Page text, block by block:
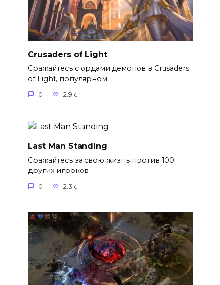
Crusaders of Light
Сражайтесь с ордами демонов в Crusaders
of Light, популярном
0 2.9к.
Last Man Standing
Сражайтесь за свою жизнь против 100
других игроков
0 2.3к.